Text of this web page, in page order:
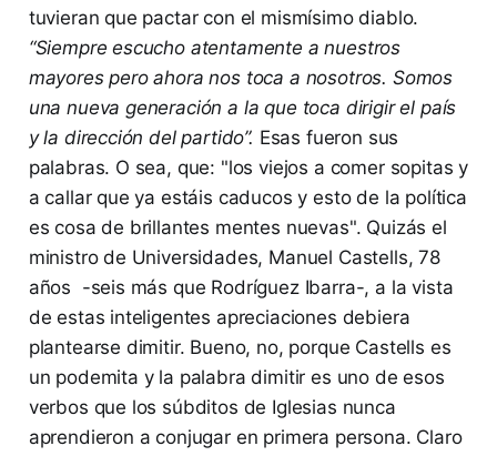
tuvieran que pactar con el mismísimo diablo.
“Siempre escucho atentamente a nuestros
mayores pero ahora nos toca a nosotros. Somos
una nueva generación a la que toca dirigir el país
y la dirección del partido”. Esas fueron sus
palabras. O sea, que: "los viejos a comer sopitas y
a callar que ya estáis caducos y esto de la política
es cosa de brillantes mentes nuevas". Quizás el
ministro de Universidades, Manuel Castells, 78
años -seis más que Rodríguez Ibarra-, a la vista
de estas inteligentes apreciaciones debiera
plantearse dimitir. Bueno, no, porque Castells es
un podemita y la palabra dimitir es uno de esos
verbos que los súbditos de Iglesias nunca
aprendieron a conjugar en primera persona. Claro